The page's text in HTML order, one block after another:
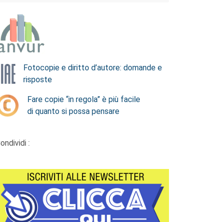
Fotocopie e diritto d’autore: domande e
risposte
Fare copie “in regola” è più facile
di quanto si possa pensare
: